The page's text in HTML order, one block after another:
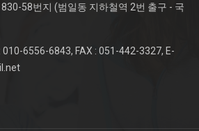
58번지 (범일동 지하철역 2번 출구 - 국
010-6556-6843, FAX : 051-442-3327, E-